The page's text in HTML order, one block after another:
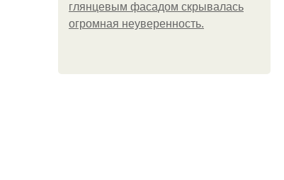
глянцевым фасадом скрывалась
огромная неуверенность.